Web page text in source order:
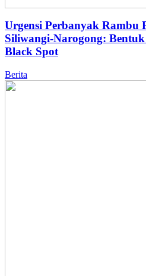
Urgensi Perbanyak Rambu
Siliwangi-Narogong:
Black Spot
Berita